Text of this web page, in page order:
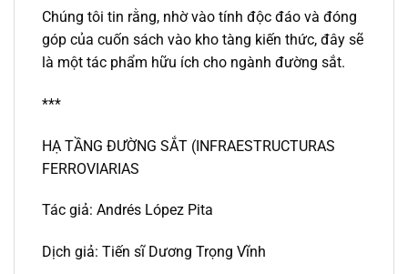
Chúng tôi tin rằng, nhờ vào tính độc đáo và đóng
góp của cuốn sách vào kho tàng kiến thức, đây sẽ
là một tác phẩm hữu ích cho ngành đường sắt.
***
HẠ TẦNG ĐƯỜNG SẮT (INFRAESTRUCTURAS
FERROVIARIAS
Tác giả: Andrés López Pita
Dịch giả: Tiến sĩ Dương Trọng Vĩnh